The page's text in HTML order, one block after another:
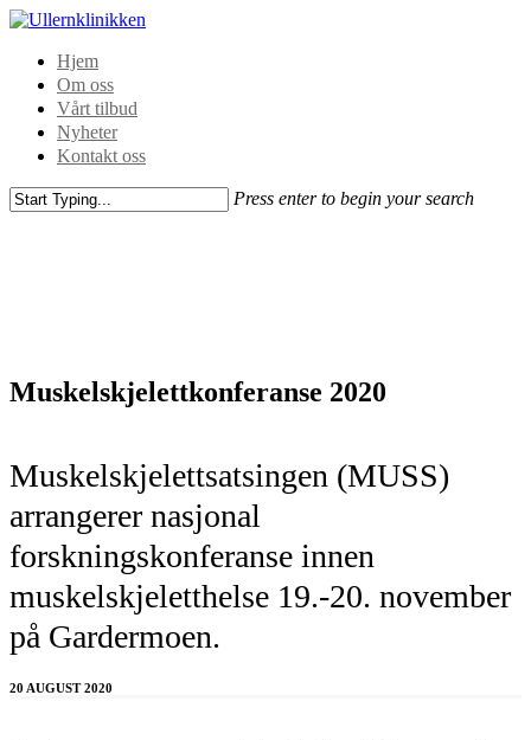
Hjem
Om oss
Vårt tilbud
Nyheter
Kontakt oss
Press enter to begin your search
Muskelskjelettkonferanse 2020
Muskelskjelettsatsingen (MUSS)
arrangerer nasjonal
forskningskonferanse innen
muskelskjeletthelse 19.-20. november
på Gardermoen.
20 AUGUST 2020